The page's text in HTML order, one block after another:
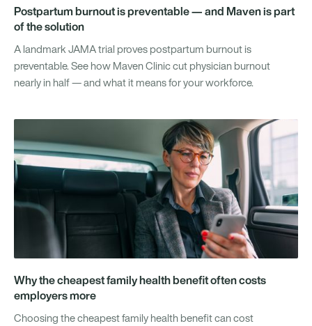
Postpartum burnout is preventable — and Maven is part
of the solution
A landmark JAMA trial proves postpartum burnout is
preventable. See how Maven Clinic cut physician burnout
nearly in half — and what it means for your workforce.
Why the cheapest family health benefit often costs
employers more
Choosing the cheapest family health benefit can cost